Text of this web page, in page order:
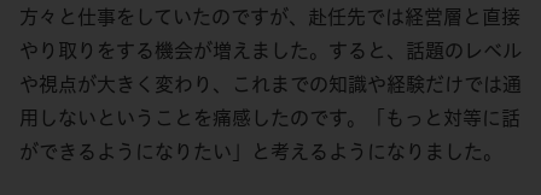
方々と仕事をしていたのですが、赴任先では経営層と直接
やり取りをする機会が増えました。すると、話題のレベル
や視点が大きく変わり、これまでの知識や経験だけでは通
用しないということを痛感したのです。「もっと対等に話
ができるようになりたい」と考えるようになりました。